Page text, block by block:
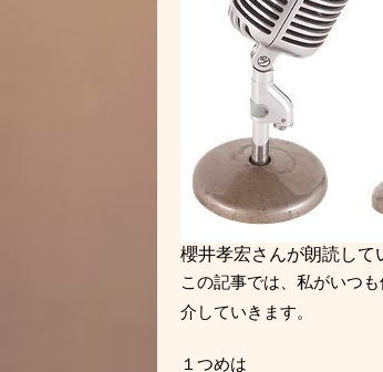
櫻井孝宏さんが朗読して
この記事では、私がいつ
介していきます。
１つめは